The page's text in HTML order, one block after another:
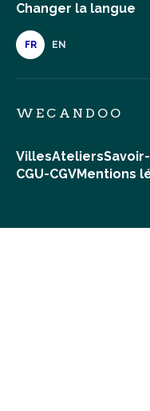
Changer la langue
FR EN
WECANDOO
VillesAteliers
CGU-CGVMentions